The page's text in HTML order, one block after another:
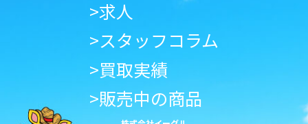
>求人
>スタッフコラム
>買取実績
>販売中の商品